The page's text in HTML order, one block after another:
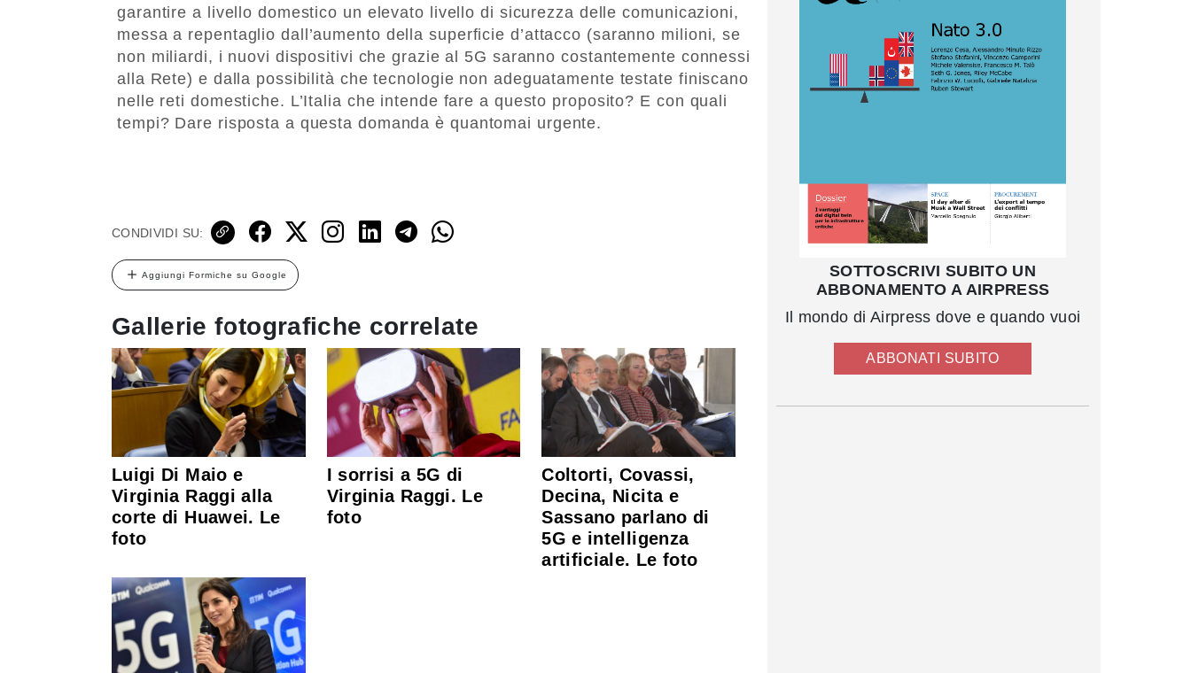
garantire a livello domestico un elevato livello di sicurezza delle comunicazioni,
messa a repentaglio dall’aumento della superficie d’attacco (saranno milioni, se
non miliardi, i nuovi dispositivi che grazie al 5G saranno costantemente connessi
alla Rete) e dalla possibilità che tecnologie non adeguatamente testate finiscano
nelle reti domestiche. L’Italia che intende fare a questo proposito? E con quali
tempi? Dare risposta a questa domanda è quantomai urgente.
CONDIVIDI SU:
Aggiungi Formiche su Google
Gallerie fotografiche correlate
Luigi Di Maio e
Virginia Raggi alla
corte di Huawei. Le
foto
I sorrisi a 5G di
Virginia Raggi. Le
foto
Coltorti, Covassi,
Decina, Nicita e
Sassano parlano di
5G e intelligenza
artificiale. Le foto
SOTTOSCRIVI SUBITO UN
ABBONAMENTO A AIRPRESS
Il mondo di Airpress dove e quando vuoi
ABBONATI SUBITO